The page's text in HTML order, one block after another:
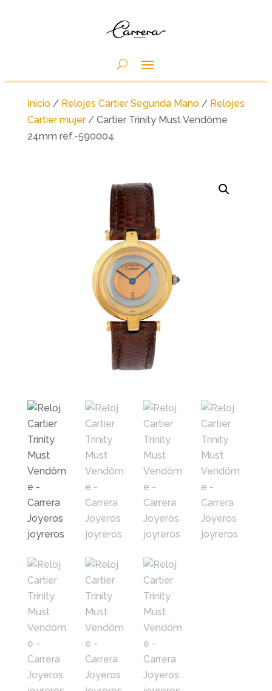
Inicio/ Relojes Cartier Segunda Mano/ Relojes
Cartier mujer/ Cartier Trinity Must Vendôme
24mm ref.-590004